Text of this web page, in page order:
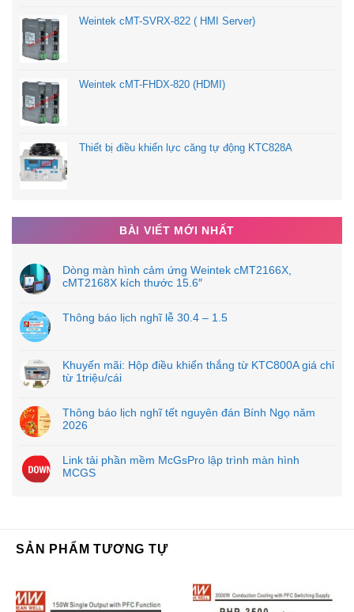
Weintek cMT-SVRX-822 ( HMI Server)
Weintek cMT-FHDX-820 (HDMI)
Thiết bị điều khiển lực căng tự động KTC828A
BÀI VIẾT MỚI NHẤT
Dòng màn hình cảm ứng Weintek cMT2166X,
cMT2168X kích thước 15.6″
Thông báo lịch nghĩ lễ 30.4 – 1.5
Khuyến mãi: Hộp điều khiển thắng từ KTC800A giá chỉ
từ 1triệu/cái
Thông báo lịch nghĩ tết nguyên đán Bính Ngọ năm
2026
Link tải phần mềm McGsPro lập trình màn hình
MCGS
SẢN PHẨM TƯƠNG TỰ